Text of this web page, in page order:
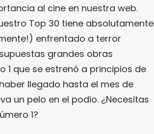
al cine en nuestra web.
Top 30 tiene absolutamente
enfrentado a terror
grandes obras
1 que se estrenó a principios de
llegado hasta el mes de
un pelo en el podio. ¿Necesitas
1?